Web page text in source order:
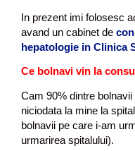
In prezent imi folosesc
avand un cabinet de
hepatologie in Clinica
Ce bolnavi vin la
Cam 90% dintre
niciodata la mine la
bolnavii pe care i-am
urmarirea spitalului).